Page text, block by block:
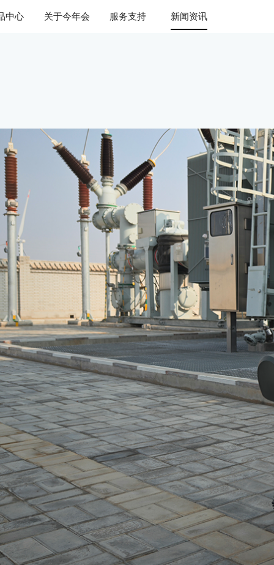
中心 关于今年会 服务支持 新闻资讯